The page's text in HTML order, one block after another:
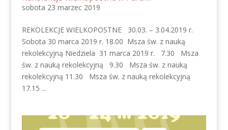
sobota 23 marzec 2019
REKOLEKCJE WIELKOPOSTNE 30.03. – 3.04.2019 r.
Sobota 30 marca 2019 r. 18.00 Msza św. z nauką
rekolekcyjną Niedziela 31 marca 2019 r. 7.30 Msza
św. z nauką rekolekcyjną 9.30 Msza św. z nauką
rekolekcyjną 11.30 Msza św. z nauką rekolekcyjną
17.15 ...